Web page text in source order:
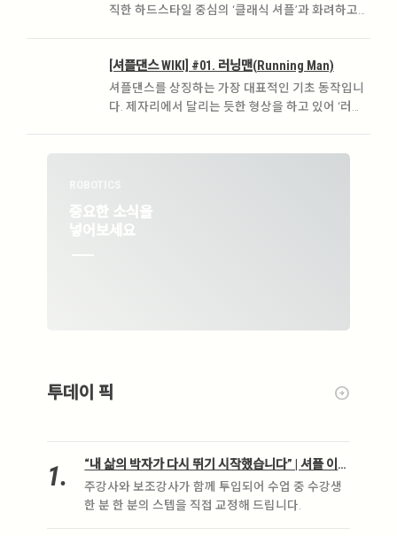
직한 하드스타일 중심의 ‘클래식 셔플’과 화려하고
[셔플댄스 WIKI] #01. 러닝맨(Running Man)
셔플댄스를 상징하는 가장 대표적인 기초 동작입니
다. 제자리에서 달리는 듯한 형상을 하고 있어 ‘러닝
중요한 소식을
넣어보세요
투데이 픽 arrow_circle_right
.
“내 삶의 박자가 다시 뛰기 시작했습니다” | 셔플 이그
니션 3기 크루 모집(8월)
주강사와 보조강사가 함께 투입되어 수업 중 수강생
한 분 한 분의 스텝을 직접 교정해 드립니다.